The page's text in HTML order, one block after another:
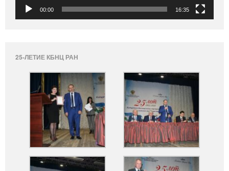
00:00 16:35
25-ЛЕТИЕ КБНЦ РАН